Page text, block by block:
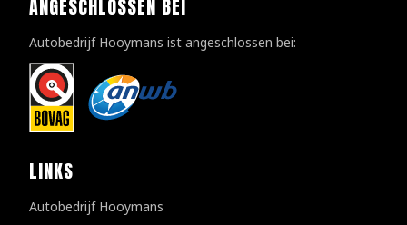
ANGESCHLOSSEN BEI
Autobedrijf Hooymans ist angeschlossen bei:
LINKS
Autobedrijf Hooymans